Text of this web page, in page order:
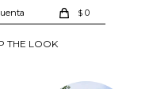
THE LOOK
$ 0